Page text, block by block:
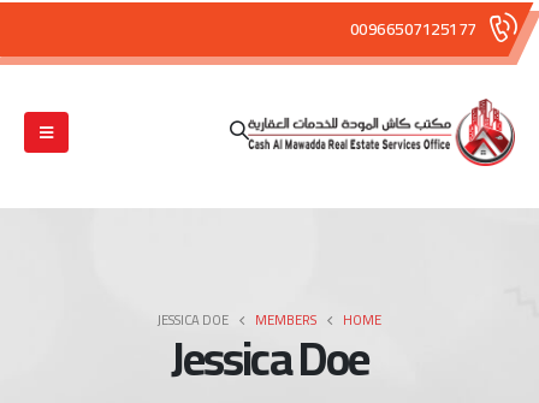
00966507125177
HOME
MEMBERS
JESSICA DOE
Jessica Doe